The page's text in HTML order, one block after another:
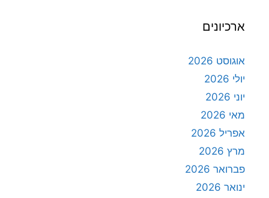
ארכיונים
אוגוסט 2026
יולי 2026
יוני 2026
מאי 2026
אפריל 2026
מרץ 2026
פברואר 2026
ינואר 2026